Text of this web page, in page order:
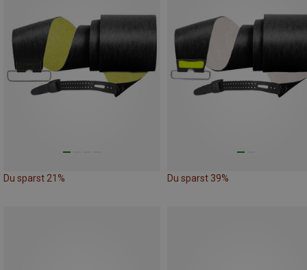
Du sparst 21% Du sparst 39%